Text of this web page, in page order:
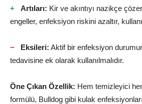
Artıları: Kir ve akıntıyı nazikçe
engeller, enfeksiyon riskini azaltır,
Eksileri: Aktif bir enfeksiyon
tedavisine ek olarak kullanılmalıdır.
Öne Çıkan Özellik: Hem temizleyici
formülü, Bulldog gibi kulak